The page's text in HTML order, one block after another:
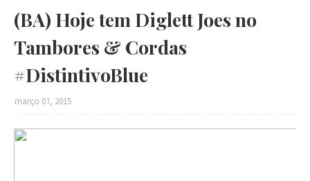
(BA) Hoje tem Diglett Joes no
Tambores & Cordas
#DistintivoBlue
março 07, 2015